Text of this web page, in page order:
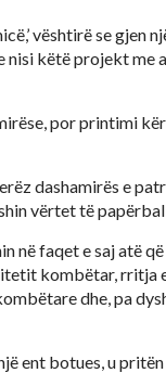
vështirë se gjen
nisi këtë projekt me
por printimi
dashamirës e
vërtet të
në faqet e saj atë
kombëtar, rritja
dhe, pa
ent botues, u